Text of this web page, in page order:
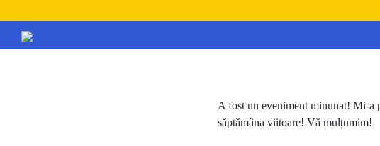
A fost un eveniment minunat! Mi-a
săptămâna viitoare! Vă mulțumim!